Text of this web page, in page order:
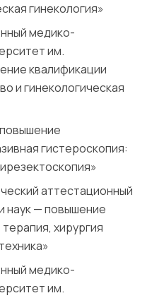
гинекология»
медико-
им.
квалификации
и гинекологическая
гистероскопия:
аттестационный
наук — повышение
хирургия
медико-
им.